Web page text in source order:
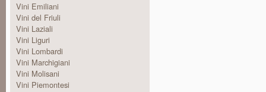
Vini Emiliani
Vini del Friuli
Vini Laziali
Vini Liguri
Vini Lombardi
Vini Marchigiani
Vini Molisani
Vini Piemontesi